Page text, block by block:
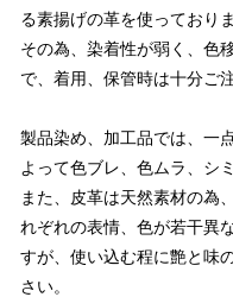
る素揚げの革を使っておりま
その為、染着性が弱く、色
で、着用、保管時は十分ご
製品染め、加工品では、一
よって色ブレ、色ムラ、シ
また、皮革は天然素材の為
れぞれの表情、色が若干異
すが、使い込む程に艶と味
さい。